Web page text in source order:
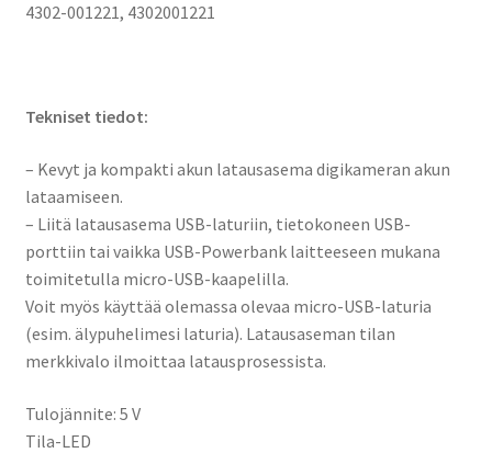
4302-001221, 4302001221
Tekniset tiedot:
– Kevyt ja kompakti akun latausasema digikameran akun
lataamiseen.
– Liitä latausasema USB-laturiin, tietokoneen USB-
porttiin tai vaikka USB-Powerbank laitteeseen mukana
toimitetulla micro-USB-kaapelilla.
Voit myös käyttää olemassa olevaa micro-USB-laturia
(esim. älypuhelimesi laturia). Latausaseman tilan
merkkivalo ilmoittaa latausprosessista.
Tulojännite: 5 V
Tila-LED